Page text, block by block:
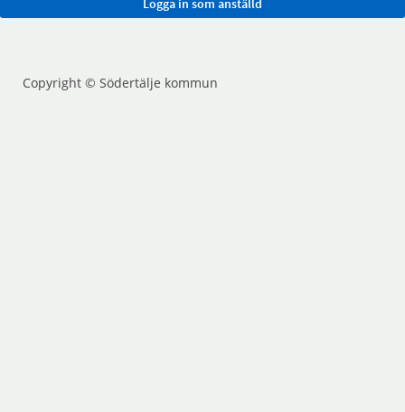
Copyright © Södertälje kommun